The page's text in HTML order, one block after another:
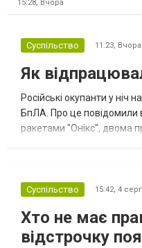
15:28, Вчора
Суспільство 11:23, Вчора
Як
Російські окупанти у
БпЛА. Про це повідомили
ракетами "Онікс", двома
Суспільство 15:42, 4
Хто не має
відстрочку